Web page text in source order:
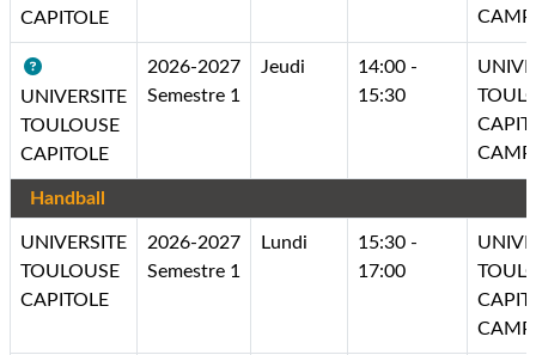
CAPITOLE
UNIVERSITE
TOULOUSE
CAPITOLE
2026-2027
Semestre 1
Jeudi
14:00 -
15:30
Handball
UNIVERSITE
TOULOUSE
CAPITOLE
2026-2027
Semestre 1
Lundi
15:30 -
17:00